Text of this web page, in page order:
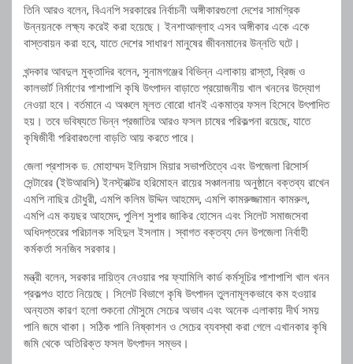
তিনি আরও বলেন, বিএনপি সরকারের নির্বাচনী অঙ্গীকারগুলো দেশের সামগ্রিক
উন্নয়নকে লক্ষ্য করেই করা হয়েছে। ইনশাআল্লাহ এসব অঙ্গীকার একে একে
বাস্তবায়ন করা হবে, যাতে দেশের সাধারণ মানুষের জীবনমানের উন্নতি ঘটে।
খন্দকার আবদুল মুক্তাদির বলেন, সুনামগঞ্জের বিভিন্ন এলাকায় রাস্তা, ব্রিজ ও
কালভার্ট নির্মাণের পাশাপাশি কৃষি উৎপাদন বাড়াতে প্রয়োজনীয় খাল খননের উদ্যোগ
নেওয়া হবে। বর্তমানে এ অঞ্চলে মূলত বোরো ধানই একমাত্র ফসল হিসেবে উৎপাদিত
হয়। তবে ভবিষ্যতে ভিন্ন প্রজাতির আরও ফসল চাষের পরিকল্পনা রয়েছে, যাতে
কৃষিজীবী পরিবারগুলো বাড়তি আয় করতে পারে।
জেলা প্রশাসক ড. মোহাম্মদ ইলিয়াস মিয়ার সভাপতিত্বে এবং উপজেলা রিসোর্স
সেন্টারের (ইউআরসি) ইনস্ট্রাক্টর হরিমোহন রায়ের সঞ্চালনায় অনুষ্ঠানে বক্তব্য রাখেন
এমপি নাছির চৌধুরী, এমপি কলিম উদ্দিন আহমেদ, এমপি কামরুজ্জামান কামরুল,
এমপি এম কয়ছর আহমেদ, পুলিশ সুপার জাকির হোসেন এবং সিলেট সমাজসেবা
অধিদপ্তরের পরিচালক সহিদুল ইসলাম। স্বাগত বক্তব্য দেন উপজেলা নির্বাহী
কর্মকর্তা সনজিব সরকার।
মন্ত্রী বলেন, সরকার দায়িত্ব নেওয়ার পর ফ্যামিলি কার্ড কর্মসূচির পাশাপাশি খাল খনন
প্রকল্পও হাতে নিয়েছে। সিলেট বিভাগে কৃষি উৎপাদন তুলনামূলকভাবে কম হওয়ার
অন্যতম কারণ হলো শুকনো মৌসুমে সেচের অভাব এবং অনেক এলাকায় দীর্ঘ সময়
পানি জমে থাকা। সঠিক পানি নিষ্কাশন ও সেচের ব্যবস্থা করা গেলে এখানকার কৃষি
জমি থেকে অতিরিক্ত ফসল উৎপাদন সম্ভব।